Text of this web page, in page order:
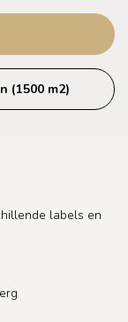
(1500 m2)
labels en